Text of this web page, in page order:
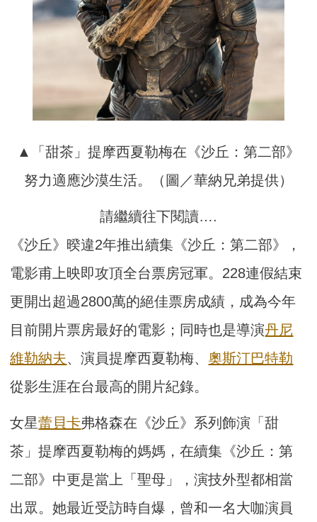
▲「甜茶」提摩西夏勒梅在《沙丘：第二部》
努力適應沙漠生活。（圖／華納兄弟提供）
請繼續往下閱讀….
《沙丘》暌違2年推出續集《沙丘：第二部》，
電影甫上映即攻頂全台票房冠軍。228連假結束
更開出超過2800萬的絕佳票房成績，成為今年
目前開片票房最好的電影；同時也是導演丹尼
維勒納夫、演員提摩西夏勒梅、 奧斯汀巴特勒
從影生涯在台最高的開片紀錄。
女星蕾貝卡弗格森在《沙丘》系列飾演「甜
茶」提摩西夏勒梅的媽媽，在續集《沙丘：第
二部》中更是當上「聖母」，演技外型都相當
出眾。她最近受訪時自爆，曾和一名大咖演員